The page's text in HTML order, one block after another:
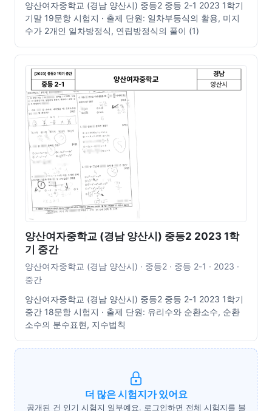
양산여자중학교 (경남 양산시) 중등2 중등 2-1 2023 1학기
기말 19문항 시험지 · 출제 단원: 일차부등식의 활용, 미지
수가 2개인 일차방정식, 연립방정식의 풀이 (1)
양산여자중학교 (경남 양산시) 중등2 2023 1학
기 중간
양산여자중학교 (경남 양산시) · 중등2 · 중등 2-1 · 2023 ·
중간
양산여자중학교 (경남 양산시) 중등2 중등 2-1 2023 1학기
중간 18문항 시험지 · 출제 단원: 유리수와 순환소수, 순환
소수의 분수표현, 지수법칙
더 많은 시험지가 있어요
공개된 건 인기 시험지 일부예요. 로그인하면 전체 시험지를 볼